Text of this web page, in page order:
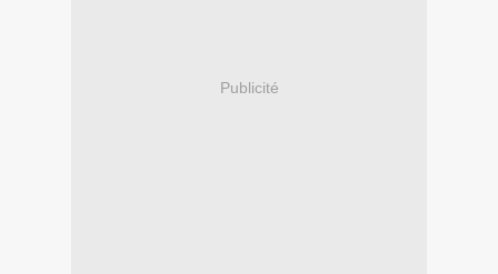
Publicité